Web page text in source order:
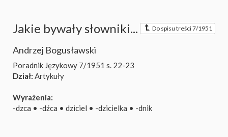
Do spisu treści 7/1951
Jakie bywały słowniki...
Andrzej Bogusławski
Poradnik Językowy 7/1951 s. 22-23
Dział: Artykuły
Wyrażenia:
-dzca • -dźca • dziciel • -dzicielka • -dnik